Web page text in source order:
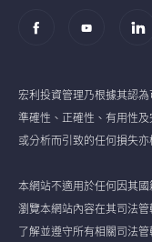
宏利投資管理乃根據其認
準確性、正確性、有用性
或分析而引致的任何損失亦
本網站不適用於任何因其
瀏覽本網站內容在其司法
了解並遵守所有相關司法